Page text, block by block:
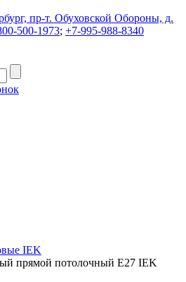
пр-т. Обуховской Обороны, д.
500-1973; +7-995-988-8340
IEK
прямой потолочный Е27 IEK